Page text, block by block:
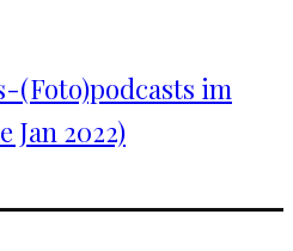
(Foto)podcasts im
Jan 2022)